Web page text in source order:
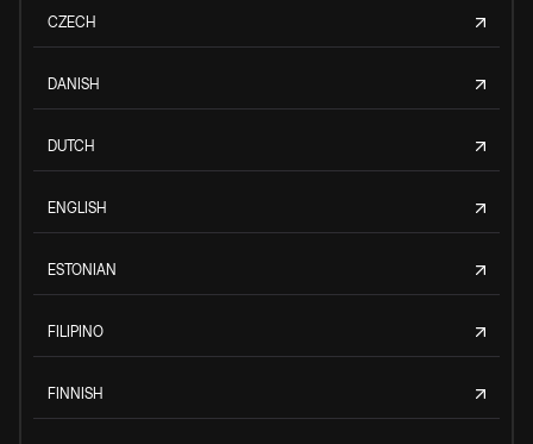
CZECH
DANISH
DUTCH
ENGLISH
ESTONIAN
FILIPINO
FINNISH